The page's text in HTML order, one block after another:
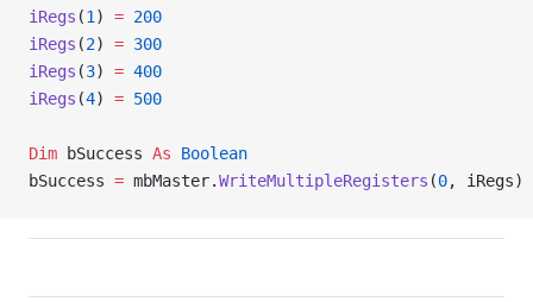
iRegs (1 ) = 200
iRegs (2) = 300
iRegs (3) = 400
iRegs (4) = 500
Dim bSuccess As Boolean
bSuccess = mbMaster.WriteMultipleRegisters (0, iRegs)